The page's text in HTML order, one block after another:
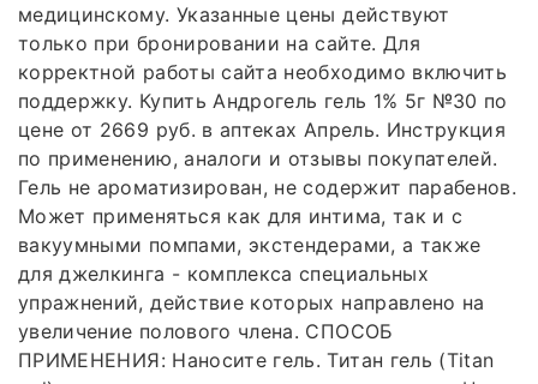
медицинскому. Указанные цены действуют
только при бронировании на сайте. Для
корректной работы сайта необходимо включить
поддержку. Купить Андрогель гель 1% 5г №30 по
цене от 2669 руб. в аптеках Апрель. Инструкция
по применению, аналоги и отзывы покупателей.
Гель не ароматизирован, не содержит парабенов.
Может применяться как для интима, так и с
вакуумными помпами, экстендерами, а также
для джелкинга - комплекса специальных
упражнений, действие которых направлено на
увеличение полового члена. СПОСОБ
ПРИМЕНЕНИЯ: Наносите гель. Титан гель (Titan